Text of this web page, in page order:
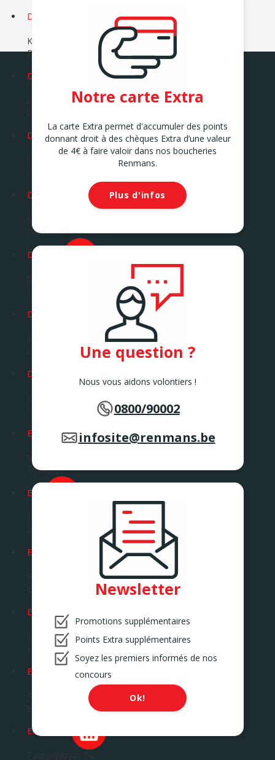
DENDERLEEUW 1
Kasteelstraat 17
DENDERLEEUW
DESTELBERGEN
Dendermondsesteenweg 263
DIEST
DILBEEK
DILBEEK
DINANT
DOUR
rue de la Corderie 18
DROGENBOS
EGHEZEE
EGHEZEE
EKE
ENGHIEN
Pavé de Soignies 87
ERPEMERE
Industrieweg 3
ERPE – MERE
ERQUELINNES
Route de Mons 242 A
ERTVELDE
Notre carte Extra
La carte Extra permet d'accumuler des points
donnant droit à des chèques Extra d’une valeur
de 4€ à faire valoir dans nos boucheries
Renmans.
Plus d'infos
Une question ?
Nous vous aidons volontiers !
0800/90002
infosite@renmans.be
Newsletter
Promotions supplémentaires
Points Extra supplémentaires
Soyez les premiers informés de nos
concours
Ok!